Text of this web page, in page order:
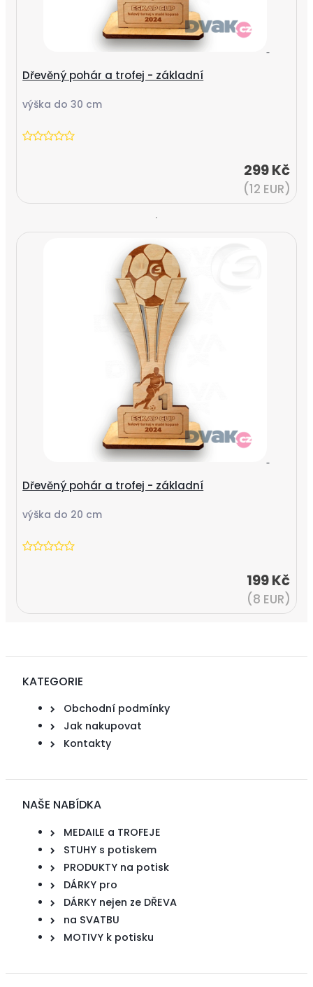
Dřevěný pohár a trofej - základní
výška do 30 cm
299 Kč
(12 EUR)
Dřevěný pohár a trofej - základní
výška do 20 cm
199 Kč
(8 EUR)
KATEGORIE
Obchodní podmínky
Jak nakupovat
Kontakty
NAŠE NABÍDKA
MEDAILE a TROFEJE
STUHY s potiskem
PRODUKTY na potisk
DÁRKY pro
DÁRKY nejen ze DŘEVA
na SVATBU
MOTIVY k potisku